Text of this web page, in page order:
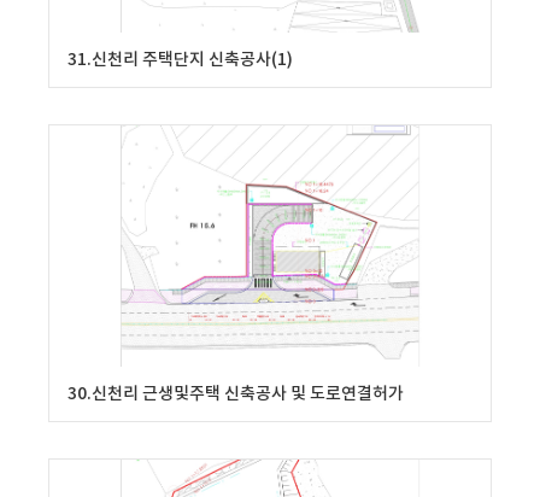
31.신천리 주택단지 신축공사(1)
30.신천리 근생및주택 신축공사 및 도로연결허가